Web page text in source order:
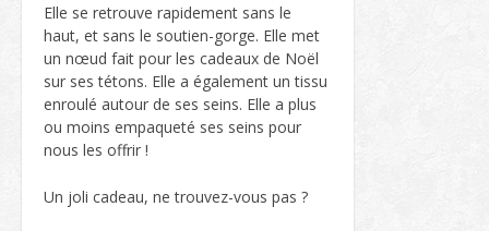
Elle se retrouve rapidement sans le
haut, et sans le soutien-gorge. Elle met
un nœud fait pour les cadeaux de Noël
sur ses tétons. Elle a également un tissu
enroulé autour de ses seins. Elle a plus
ou moins empaqueté ses seins pour
nous les offrir !
Un joli cadeau, ne trouvez-vous pas ?